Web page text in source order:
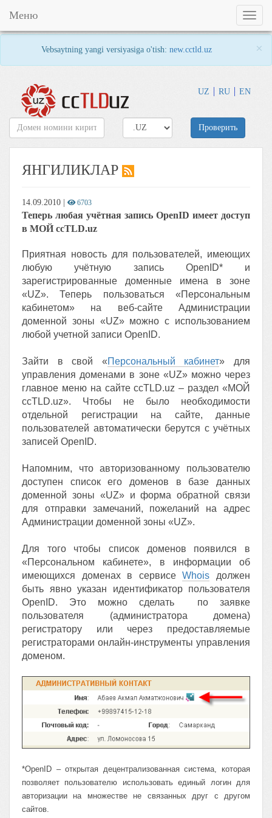
Vebsaytning yangi versiyasiga o'tish: new.cctld.uz ×
UZ RU EN
Toggle
Меню
Проверить
ЯНГИЛИКЛАР
14.09.2010 6703
Теперь любая учётная запись OpenID имеет доступ
в МОЙ ccTLD.uz
Приятная новость для пользователей, имеющих
любую учётную запись OpenID* и
зарегистрированные доменные имена в зоне
«UZ». Теперь пользоваться «Персональным
кабинетом» на веб-сайте Администрации
доменной зоны «UZ» можно с использованием
любой учетной записи OpenID.
Зайти в свой «Персональный кабинет» для
управления доменами в зоне «UZ» можно через
главное меню на сайте ccTLD.uz – раздел «МОЙ
ccTLD.uz». Чтобы не было необходимости
отдельной регистрации на сайте, данные
пользователей автоматически берутся с учётных
записей OpenID.
Напомним, что авторизованному пользователю
доступен список его доменов в базе данных
доменной зоны «UZ» и форма обратной связи
для отправки замечаний, пожеланий на адрес
Администрации доменной зоны «UZ».
Для того чтобы список доменов появился в
«Персональном кабинете», в информации об
имеющихся доменах в сервисеWhois должен
быть явно указан идентификатор пользователя
OpenID. Это можно сделать по заявке
пользователя (администратора домена)
регистратору или через предоставляемые
регистраторами онлайн-инструменты управления
доменом.
*OpenID – открытая децентрализованная система, которая
позволяет пользователю использовать единый логин для
авторизации на множестве не связанных друг с другом
сайтов.